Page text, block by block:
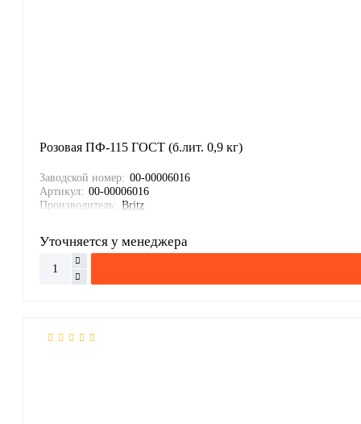
Розовая ПФ-115 ГОСТ (б.лит. 0,9 кг)
Заводской номер: 00-00006016
Артикул: 00-00006016
Производитель: Britz
Уточняется у менеджера